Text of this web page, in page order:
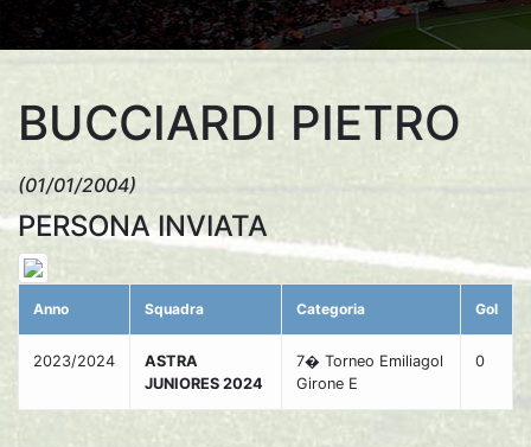
BUCCIARDI PIETRO
(01/01/2004)
PERSONA INVIATA
Anno Squadra Categoria Gol
2023/2024
ASTRA
JUNIORES 2024
7� Torneo Emiliagol
Girone E
0